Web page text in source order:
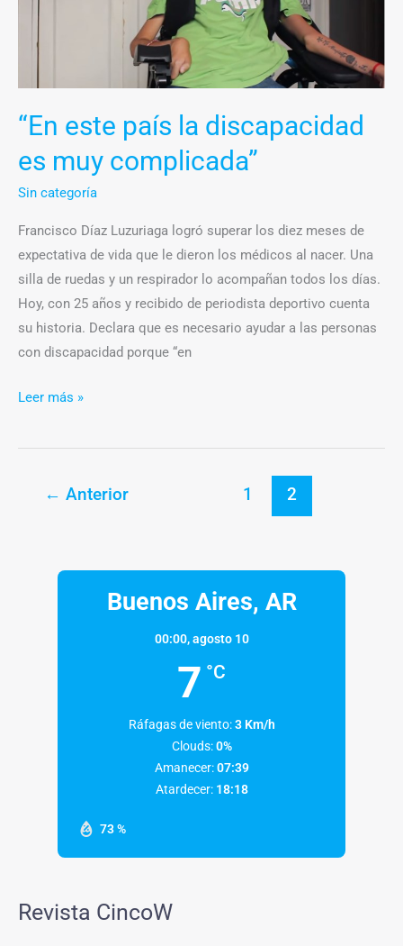
“En este país la discapacidad
es muy complicada”
Sin categoría
Francisco Díaz Luzuriaga logró superar los diez meses de
expectativa de vida que le dieron los médicos al nacer. Una
silla de ruedas y un respirador lo acompañan todos los días.
Hoy, con 25 años y recibido de periodista deportivo cuenta
su historia. Declara que es necesario ayudar a las personas
con discapacidad porque “en
discapacidad
Leer más »
← Anterior 1 2
Buenos Aires, AR
00:00,agosto 10
7 °C
73 %
Ráfagas de viento: 3 Km/h
Clouds: 0%
Amanecer: 07:39
Atardecer: 18:18
Revista CincoW